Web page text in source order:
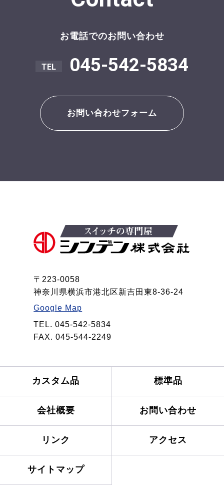
お電話でのお問い合わせ
045-542-5834
お問い合わせフォーム
〒223-0058
神奈川県横浜市港北区新吉田東8-36-24
Google Map
TEL. 045-542-5834
FAX. 045-544-2249
カスタム品 標準品
会社概要 お問い合わせ
リンク アクセス
サイトマップ